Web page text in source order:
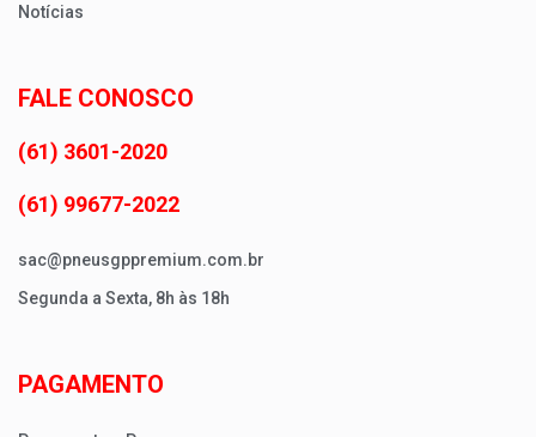
Notícias
FALE CONOSCO
(61) 3601-2020
(61) 99677-2022
sac@pneusgppremium.com.br
Segunda a Sexta, 8h às 18h
PAGAMENTO